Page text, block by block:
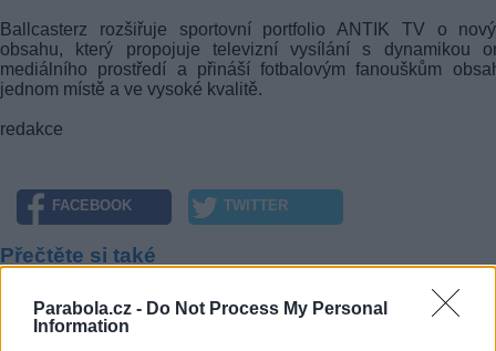
Parabola.cz - Do Not Process My Personal
Information
Ballcasterz rozšiřuje sportovní portfolio ANTIK TV o
obsahu, který propojuje televizní vysílání s dynamikou
mediálního prostředí a přináší fotbalovým fanouškům
jednom místě a ve vysoké kvalitě.
redakce
FACEBOOK TWITTER
Přečtěte si také
Novinky Lepší.TV: Nová sportovní stanice, CS Mystery pro všechny
Předinstalovaná aplikace CANAL+ na televizorech Sharp